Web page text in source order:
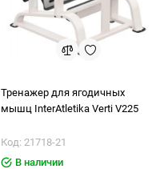
Тренажер для ягодичных
мышц InterAtletika Verti V225
Код: 21718-21
В наличии